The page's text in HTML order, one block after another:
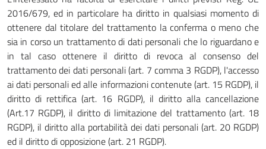
2016/679, ed in particolare ha diritto in qualsiasi momento di
ottenere dal titolare del trattamento la conferma o meno che
sia in corso un trattamento di dati personali che lo riguardano e
in tal caso ottenere il diritto di revoca al consenso del
trattamento dei dati personali (art. 7 comma 3 RGDP), l'accesso
ai dati personali ed alle informazioni contenute (art. 15 RGDP), il
diritto di rettifica (art. 16 RGDP), il diritto alla cancellazione
(Art.17 RGDP), il diritto di limitazione del trattamento (art. 18
RGDP), il diritto alla portabilità dei dati personali (art. 20 RGDP)
ed il diritto di opposizione (art. 21 RGDP).